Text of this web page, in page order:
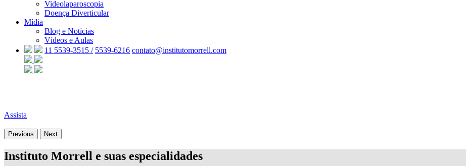
Videolaparoscopia
Doença Diverticular
Mídia
Blog e Notícias
Vídeos e Aulas
11 5539-3515 / 5539-6216 contato@institutomorrell.com
Assista
Previous Next
Instituto Morrell e suas especialidades